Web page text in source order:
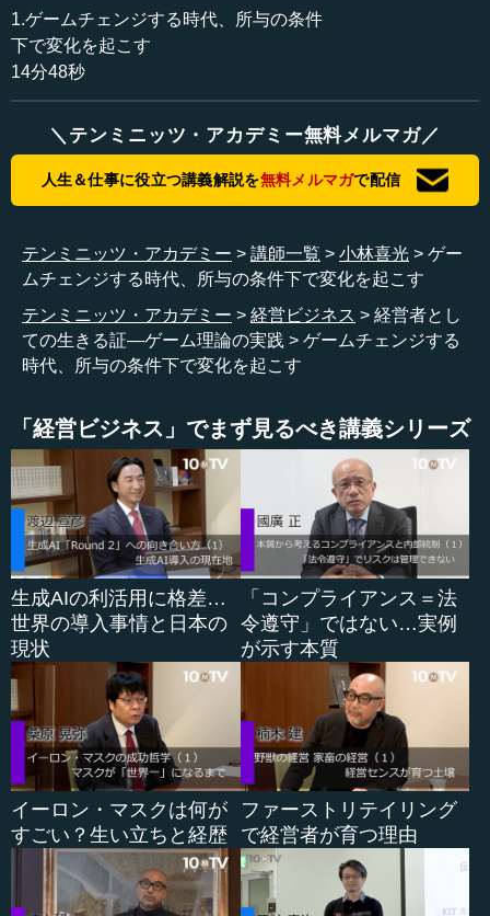
引する“哲人経営者”の原動力を探る。
追加日：2015年4月4日
カテゴリー：
金融・経済
≪全文≫
●企業が真の競争力をつけるために必要な、大きな枠
への転換
―― 片方で古い型をつぶしながら、もう片方でイノベー
ションを進めていくというのは、やはり大変ですよね。
小林 時間軸が全然違うのです。つぶすのは数年でつぶせ
ますが、イノベーションはその１０倍、２０～３０年かか
りますからね。この何とも言えない綾がどううまく紡げる
―― それにしても非常に難しいチャレンジですよね。
小林 はい。でも、外はそれをもう要求していて、できな
いところは１０年後にはどうなっているか分からないくら
いスピードが上がっていますからね。それこそ生きていけ
ないと思います。
―― 市町村は合併でその数も半分になっています。
小林 そうそう。それなのに、企業はほとんど減っていな
い。これはどういうことなのか。３６００ぐらいの市町村
が減って１８００、たった１０年やそこらでそこまで減る
わけではないですか。企業は、古いとか新しいとか言って
も、全然新しくなっていません。食品や化学では、何万と
いう会社が相変わらず存在しています。「グローバルに展
開して幅を広くしてやっている」というのならまだしも、
バイオは、まだまだかなりドメスティックなところでやっ
ている部分もありますからね。
1.ゲームチェンジする時代、所与の条件
下で変化を起こす
14分48秒
＼テンミニッツ・アカデミー無料メルマガ／
人生＆仕事に役立つ講義解説を無料メルマガで配信
テンミニッツ・アカデミー 講師一覧 小林喜光
ゲー
ムチェンジする時代、所与の条件下で変化を起こす
テンミニッツ・アカデミー
経営ビジネス
経営者とし
ての生きる証―ゲーム理論の実践
ゲームチェンジする
時代、所与の条件下で変化を起こす
「経営ビジネス」でまず見るべき講義シリーズ
生成AIの利活用に格差…
世界の導入事情と日本の
現状
「コンプライアンス＝法
令遵守」ではない…実例
が示す本質
イーロン・マスクは何が
すごい？生い立ちと経歴
ファーストリテイリング
で経営者が育つ理由